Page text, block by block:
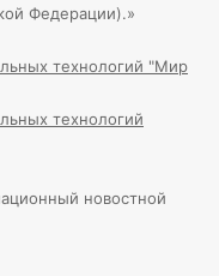
Федерации).»
технологий "Мир
технологий
новостной